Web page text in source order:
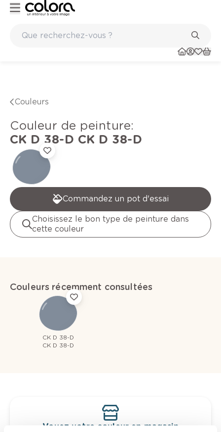
Couleurs
Couleur de peinture:
CK D 38-D CK D 38-D
Commandez un pot d'essai
Choisissez le bon type de peinture dans
cette couleur
Couleurs récemment consultées
CK D 38-D
CK D 38-D
Voyez votre couleur en magasin